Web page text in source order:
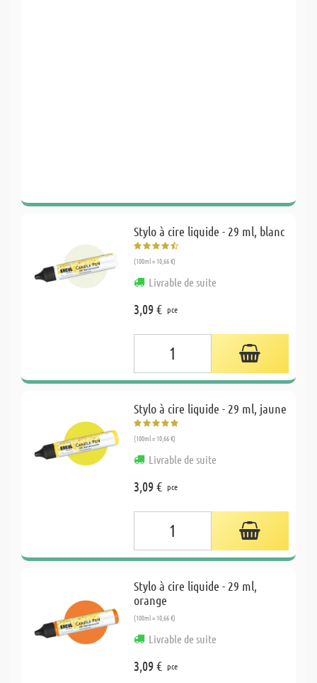
Stylo à cire liquide - 29 ml, blanc
(100ml = 10,66 €)
Livrable de suite
3,09 € pce
Stylo à cire liquide - 29 ml, jaune
(100ml = 10,66 €)
Livrable de suite
3,09 € pce
Stylo à cire liquide - 29 ml,
orange
(100ml = 10,66 €)
Livrable de suite
3,09 € pce